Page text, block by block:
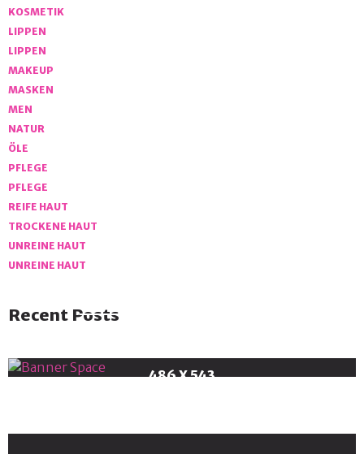
KOSMETIK
LIPPEN
LIPPEN
MAKEUP
MASKEN
MEN
NATUR
ÖLE
PFLEGE
PFLEGE
REIFE HAUT
TROCKENE HAUT
UNREINE HAUT
UNREINE HAUT
Recent Posts
486 X 543